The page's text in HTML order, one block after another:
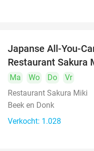
Japanse All-You-
Restaurant Sakura
Ma Wo Do
Vr
Restaurant Sakura Miki
Beek en Donk
Verkocht: 1.028